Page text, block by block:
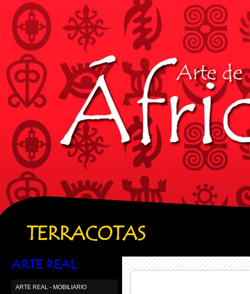
TERRACOTAS
ARTE REAL
ARTE REAL - MOBILIARIO